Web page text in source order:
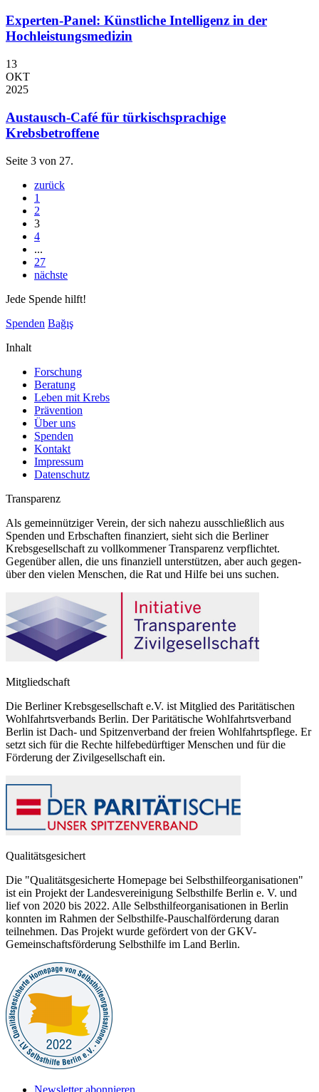
Experten-Panel: Künstliche Intelligenz in der
Hochleistungsmedizin
13
OKT
2025
Austausch-Café für türkischsprachige
Krebsbetroffene
Seite 3 von 27.
zurück
1
2
3
4
...
27
nächste
Jede Spende hilft!
Spenden Bağış
Inhalt
Forschung
Beratung
Leben mit Krebs
Prävention
Über uns
Spenden
Kontakt
Impressum
Datenschutz
Transparenz
Als gemeinnütziger Verein, der sich nahezu ausschließlich aus
Spenden und Erbschaften finanziert, sieht sich die Berliner
Krebsgesellschaft zu vollkommener Transparenz verpflichtet.
Gegenüber allen, die uns finanziell unterstützen, aber auch gegen-
über den vielen Menschen, die Rat und Hilfe bei uns suchen.
Mitgliedschaft
Die Berliner Krebsgesellschaft e.V. ist Mitglied des Paritätischen
Wohlfahrtsverbands Berlin. Der Paritätische Wohlfahrtsverband
Berlin ist Dach- und Spitzenverband der freien Wohlfahrtspflege. Er
setzt sich für die Rechte hilfebedürftiger Menschen und für die
Förderung der Zivilgesellschaft ein.
Qualitätsgesichert
Die "Qualitätsgesicherte Homepage bei Selbsthilfeorganisationen"
ist ein Projekt der Landesvereinigung Selbsthilfe Berlin e. V. und
lief von 2020 bis 2022. Alle Selbsthilfeorganisationen in Berlin
konnten im Rahmen der Selbsthilfe-Pauschalförderung daran
teilnehmen. Das Projekt wurde gefördert von der GKV-
Gemeinschaftsförderung Selbsthilfe im Land Berlin.
Newsletter abonnieren